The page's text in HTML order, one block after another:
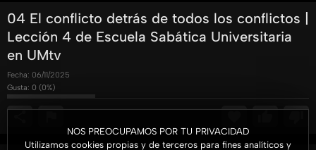
NOS PREOCUPAMOS POR TU PRIVACIDAD
Utilizamos cookies propias y de terceros para fines analíticos y
04 El conflicto detrás de todos los conflictos |
Lección 4 de Escuela Sabática Universitaria
en UMtv
Fecha: 06/11/2025
Gusta: 0 (0%)